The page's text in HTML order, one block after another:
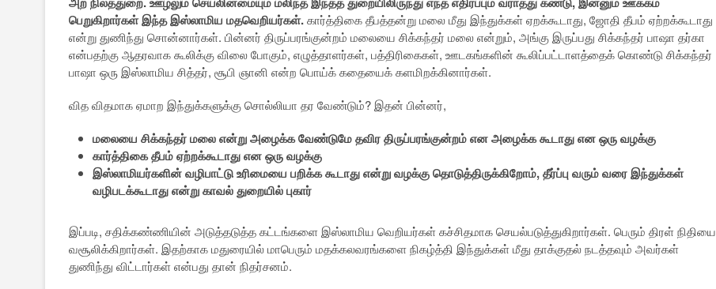
பெறுகிறார்கள் இந்த இஸ்லாமிய மதவெறியர்கள்.கார்த்திகை தீபத்தன்று மலை மீது இந்துக்கள் ஏறக்கூடாது, ஜோதி தீபம் ஏற்றக்கூடாது
என்று துணிந்து சொன்னார்கள். பின்னர் திருப்பரங்குன்றம் மலையை சிக்கந்தர் மலை என்றும், அங்கு இருப்பது சிக்கந்தர் பாஷா தர்கா
என்பதற்கு ஆதரவாக கூலிக்கு விலை போகும், எழுத்தாளர்கள், பத்திரிகைகள், ஊடகங்களின் கூலிப்பட்டாளத்தைக் கொண்டு சிக்கந்தர்
பாஷா ஒரு இஸ்லாமிய சித்தர், சூபி ஞானி என்ற பொய்க் கதையைக் களமிறக்கினார்கள்.
வித விதமாக ஏமாற இந்துக்களுக்கு சொல்லியா தர வேண்டும்? இதன் பின்னர்,
மலையை சிக்கந்தர் மலை என்று அழைக்க வேண்டுமே தவிர திருப்பரங்குன்றம் என அழைக்க கூடாது என ஒரு வழக்கு
கார்த்திகை தீபம் ஏற்றக்கூடாது என ஒரு வழக்கு
இஸ்லாமியர்களின் வழிபாட்டு உரிமையை பறிக்க கூடாது என்று வழக்கு தொடுத்திருக்கிறோம், தீர்ப்பு வரும் வரை இந்துக்கள்
வழிபடக்கூடாது என்று காவல் துறையில் புகார்
இப்படி, சதிக்கண்ணியின் அடுத்தடுத்த கட்டங்களை இஸ்லாமிய வெறியர்கள் கச்சிதமாக செயல்படுத்துகிறார்கள். பெரும் திரள் நிதியை
வசூலிக்கிறார்கள். இதற்காக மதுரையில் மாபெரும் மதக்கலவரங்களை நிகழ்த்தி இந்துக்கள் மீது தாக்குதல் நடத்தவும் அவர்கள்
துணிந்து விட்டார்கள் என்பது தான் நிதர்சனம்.